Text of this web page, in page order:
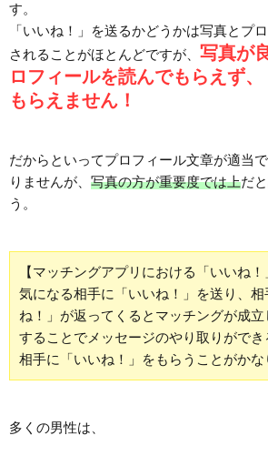
す。
「いいね！」を送るかどうかは写真とプ
されることがほとんどですが、 写真が
ロフィールを読んでもらえず
もらえません！
だからといってプロフィール文章が適当
りませんが、 写真の方が重要度では上だ
う。
【マッチングアプリにおける「いいね！
気になる相手に「いいね！」を送り、
ね！」が返ってくるとマッチングが成
することでメッセージのやり取りができ
相手に「いいね！」をもらうことがかな
多くの男性は、